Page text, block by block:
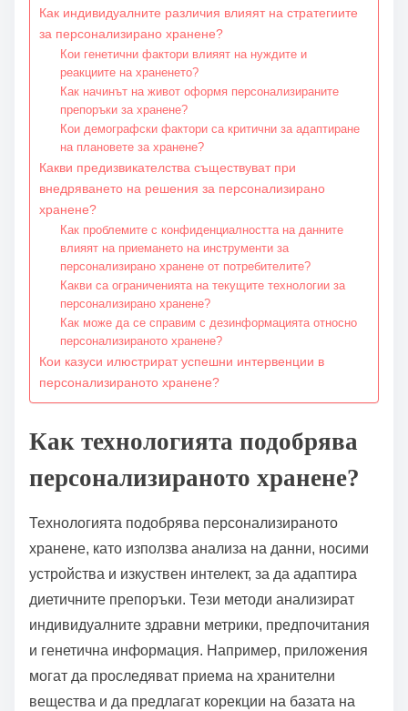
Как индивидуалните различия влияят на стратегиите
за персонализирано хранене?
Кои генетични фактори влияят на нуждите и
реакциите на храненето?
Как начинът на живот оформя персонализираните
препоръки за хранене?
Кои демографски фактори са критични за адаптиране
на плановете за хранене?
Какви предизвикателства съществуват при
внедряването на решения за персонализирано
хранене?
Как проблемите с конфиденциалността на данните
влияят на приемането на инструменти за
персонализирано хранене от потребителите?
Какви са ограниченията на текущите технологии за
персонализирано хранене?
Как може да се справим с дезинформацията относно
персонализираното хранене?
Кои казуси илюстрират успешни интервенции в
персонализираното хранене?
Как технологията подобрява
персонализираното хранене?
Технологията подобрява персонализираното
хранене, като използва анализа на данни, носими
устройства и изкуствен интелект, за да адаптира
диетичните препоръки. Тези методи анализират
индивидуалните здравни метрики, предпочитания
и генетична информация. Например, приложения
могат да проследяват приема на хранителни
вещества и да предлагат корекции на базата на